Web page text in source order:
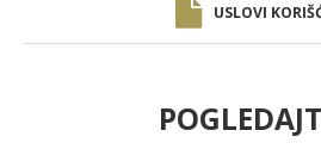
USLOVI